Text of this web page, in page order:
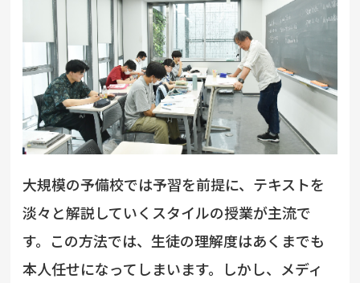
大規模の予備校では予習を前提に、テキストを
淡々と解説していくスタイルの授業が主流で
す。この方法では、生徒の理解度はあくまでも
本人任せになってしまいます。しかし、メディ